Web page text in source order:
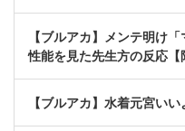
【ブルアカ】メンテ明け
性能を見た先生方の反応【
【ブルアカ】水着元宮い